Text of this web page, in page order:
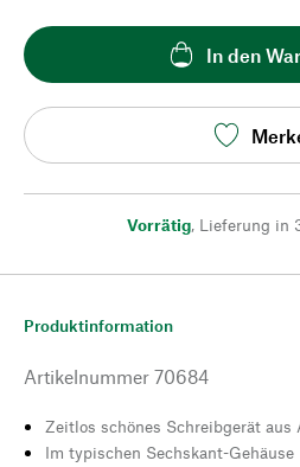
In den
Vorrätig, Lieferung in
Produktinformation
Artikelnummer 70684
Zeitlos schönes Schreibgerät aus
Im typischen Sechskant-Gehäuse